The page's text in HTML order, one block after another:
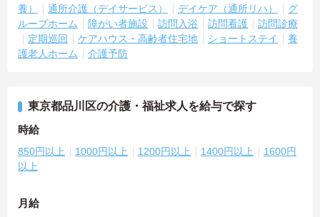
養）
通所介護（デイサービス） デイケア（通所リハ）
グ
ループホーム
障がい者施設 訪問入浴 訪問看護
訪問診療
定期巡回
ケアハウス・高齢者住宅地 ショートステイ
養
護老人ホーム
介護予防
東京都品川区の介護・福祉求人を給与で探す
時給
850円以上 1000円以上 1200円以上 1400円以上
1600円
以上
月給